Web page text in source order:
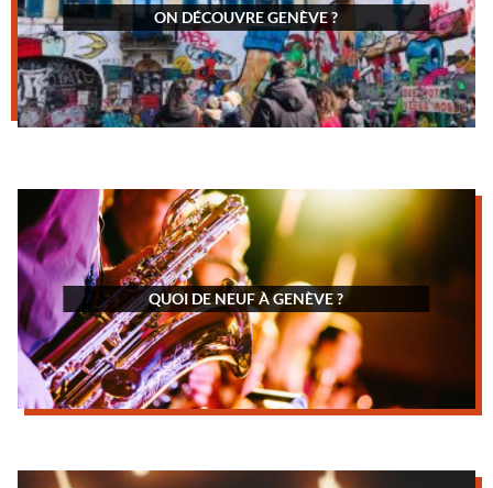
ON DÉCOUVRE GENÈVE ?
QUOI DE NEUF À GENÈVE ?